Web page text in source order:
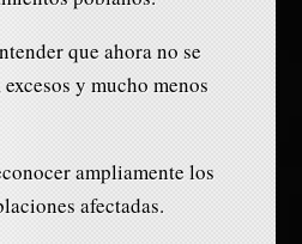
que ahora no se
y mucho menos
ampliamente los
afectadas.